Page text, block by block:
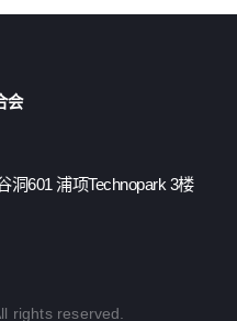
会
601 浦项Technopark 3楼
rights reserved.